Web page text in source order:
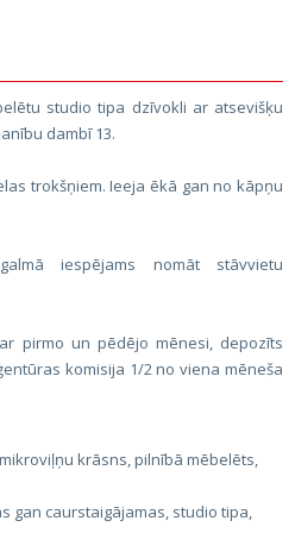
studio tipa dzīvokli ar atsevišķu
dambī 13.
trokšņiem. Ieeja ēkā gan no kāpņu
iespējams nomāt stāvvietu
pirmo un pēdējo mēnesi, depozīts
komisija 1/2 no viena mēneša
krāsns, pilnībā mēbelēts,
gan caurstaigājamas, studio tipa,